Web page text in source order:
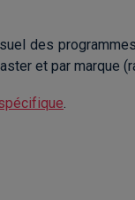
des
et par marque